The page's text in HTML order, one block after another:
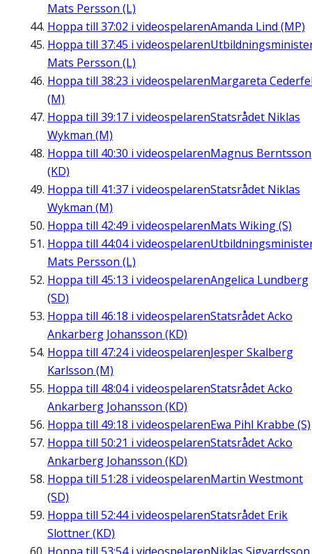
Mats Persson (L)
Hoppa till 37:02 i videospelarenAmanda Lind (MP)
Hoppa till 37:45 i videospelaren
Mats Persson (L)
Hoppa till 38:23 i videospelarenMargareta
(M)
Hoppa till 39:17 i videospelarenStatsrådet Niklas
Wykman (M)
Hoppa till 40:30 i videospelarenMagnus Berntsson
(KD)
Hoppa till 41:37 i videospelarenStatsrådet Niklas
Wykman (M)
Hoppa till 42:49 i videospelarenMats Wiking (S)
Hoppa till 44:04i videospelaren
Mats Persson (L)
Hoppa till 45:13 i videospelarenAngelica Lundberg
(SD)
Hoppa till 46:18 i videospelarenStatsrådet Acko
Ankarberg Johansson (KD)
Hoppa till 47:24i videospelarenJesper Skalberg
Karlsson (M)
Hoppa till 48:04i videospelarenStatsrådet Acko
Ankarberg Johansson (KD)
Hoppa till 49:18 i videospelarenEwa Pihl Krabbe (S)
Hoppa till 50:21 i videospelarenStatsrådet Acko
Ankarberg Johansson (KD)
Hoppa till 51:28 i videospelarenMartin Westmont
(SD)
Hoppa till 52:44i videospelarenStatsrådet Erik
Slottner (KD)